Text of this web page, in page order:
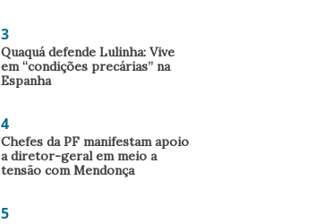
3
Quaquá defende Lulinha: Vive
em “condições precárias” na
Espanha
4
Chefes da PF manifestam apoio
a diretor-geral em meio a
tensão com Mendonça
5